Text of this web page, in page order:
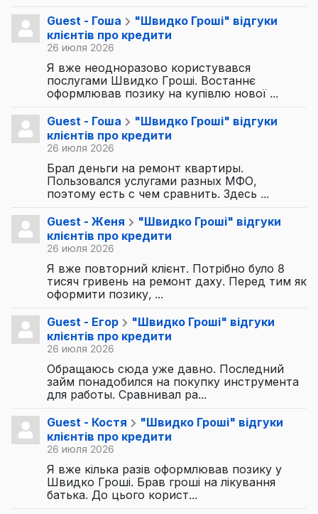
Guest - Гоша
"Швидко Гроші" відгуки
клієнтів про кредити
26 июля 2026
Я вже неодноразово користувався
послугами Швидко Гроші. Востаннє
оформлював позику на купівлю нової ...
Guest - Гоша
"Швидко Гроші" відгуки
клієнтів про кредити
26 июля 2026
Брал деньги на ремонт квартиры.
Пользовался услугами разных МФО,
поэтому есть с чем сравнить. Здесь ...
Guest - Женя
"Швидко Гроші" відгуки
клієнтів про кредити
26 июля 2026
Я вже повторний клієнт. Потрібно було 8
тисяч гривень на ремонт даху. Перед тим як
оформити позику, ...
Guest - Егор
"Швидко Гроші" відгуки
клієнтів про кредити
26 июля 2026
Обращаюсь сюда уже давно. Последний
займ понадобился на покупку инструмента
для работы. Сравнивал ра...
Guest - Костя
"Швидко Гроші" відгуки
клієнтів про кредити
26 июля 2026
Я вже кілька разів оформлював позику у
Швидко Гроші. Брав гроші на лікування
батька. До цього корист...